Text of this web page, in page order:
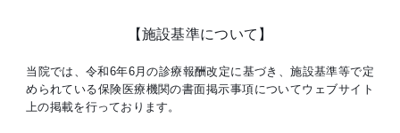
【施設基準について】
当院では、令和6年6月の診療報酬改定に基づき、施設基準等で定
められている保険医療機関の書面掲示事項についてウェブサイト
上の掲載を行っております。